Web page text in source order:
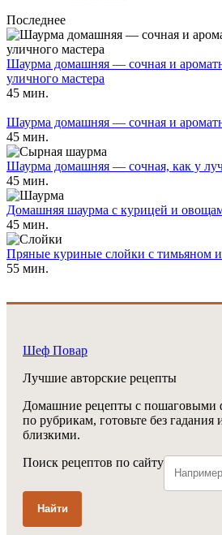
Последнее
Шаурма домашняя — сочная и
уличного мастера
45 мин.
Шаурма домашняя — сочная и
45 мин.
Шаурма домашняя — сочная, как у
45 мин.
Домашняя шаурма с курицей и
45 мин.
Пряные куриные слойки с тимьяном и
55 мин.
Шеф Повар
Лучшие авторские рецепты
Домашние рецепты с пошаговыми
по рубрикам, готовьте без гадания
близкими.
Поиск рецептов по сайту
Найти